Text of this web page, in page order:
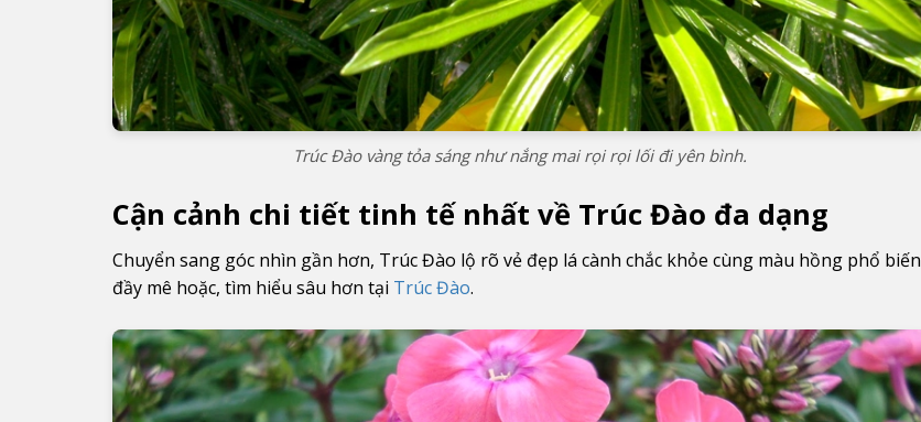
Trúc Đào vàng tỏa sáng như nắng mai rọi rọi lối đi yên bình.
Cận cảnh chi tiết tinh tế nhất về Trúc Đào đa dạng
Chuyển sang góc nhìn gần hơn, Trúc Đào lộ rõ vẻ đẹp lá cành chắc khỏe cùng màu hồng phổ biến
đầy mê hoặc, tìm hiểu sâu hơn tại Trúc Đào.